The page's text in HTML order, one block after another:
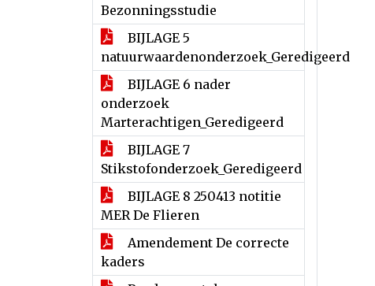
Bezonningsstudie
BIJLAGE 5
natuurwaardenonderzoek_Geredigeerd
BIJLAGE 6 nader
onderzoek
Marterachtigen_Geredigeerd
BIJLAGE 7
Stikstofonderzoek_Geredigeerd
BIJLAGE 8 250413 notitie
MER De Flieren
Amendement De correcte
kaders